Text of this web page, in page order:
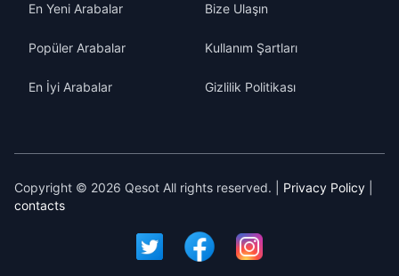
En Yeni Arabalar
Popüler Arabalar
En İyi Arabalar
Bize Ulaşın
Kullanım Şartları
Gizlilik Politikası
Copyright © 2026 Qesot All rights reserved. | Privacy Policy
contacts